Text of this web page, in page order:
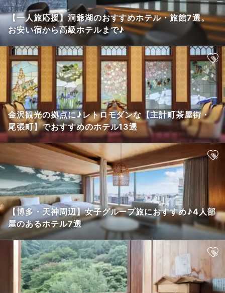
【一人旅応援】洞爺湖のおすすめホテル・旅館7選。
お安い宿から高級ホテルまで♪
金沢観光の拠点に♪レトロモダンな【主計町茶屋街・
尾張町】でおすすめのホテル13選
【博多・天神周辺】女子グループ旅におすすめ♪4人部
屋のあるホテル7選